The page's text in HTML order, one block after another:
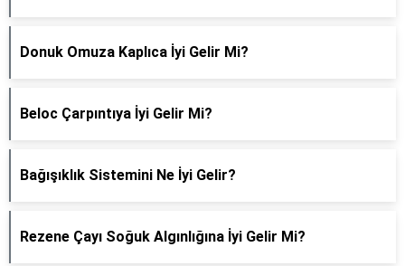
Donuk Omuza Kaplıca İyi Gelir Mi?
Beloc Çarpıntıya İyi Gelir Mi?
Bağışıklık Sistemini Ne İyi Gelir?
Rezene Çayı Soğuk Algınlığına İyi Gelir Mi?